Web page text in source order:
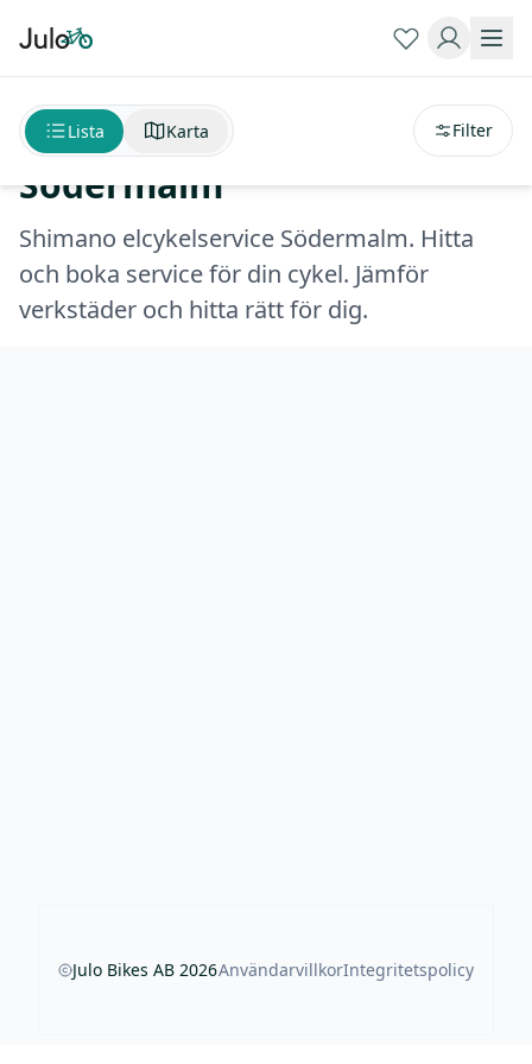
Shimano elcykelservice
Södermalm
Shimano elcykelservice Södermalm. Hitta
och boka service för din cykel. Jämför
verkstäder och hitta rätt för dig.
Lista Karta Filter
avstånd
Julo Bikes AB 2026AnvändarvillkorIntegritetspolicy